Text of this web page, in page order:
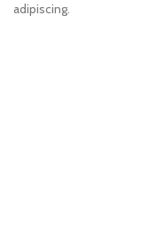
adipiscing.